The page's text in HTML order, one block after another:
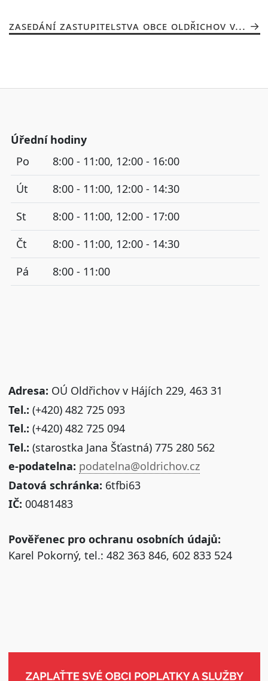
ZASEDÁNÍ ZASTUPITELSTVA OBCE OLDŘICHOV V...
Úřední hodiny
Po
8:00 - 11:00, 12:00 - 16:00
Út
8:00 - 11:00, 12:00 - 14:30
St
8:00 - 11:00, 12:00 - 17:00
Čt
8:00 - 11:00, 12:00 - 14:30
Pá
8:00 - 11:00
Adresa: OÚ Oldřichov v Hájích 229, 463 31
Tel.: (+420) 482 725 093
Tel.: (+420) 482 725 094
Tel.: (starostka Jana Šťastná) 775 280 562
e-podatelna: podatelna@oldrichov.cz
Datová schránka: 6tfbi63
IČ: 00481483
Pověřenec pro ochranu osobních údajů:
Karel Pokorný, tel.: 482 363 846, 602 833 524